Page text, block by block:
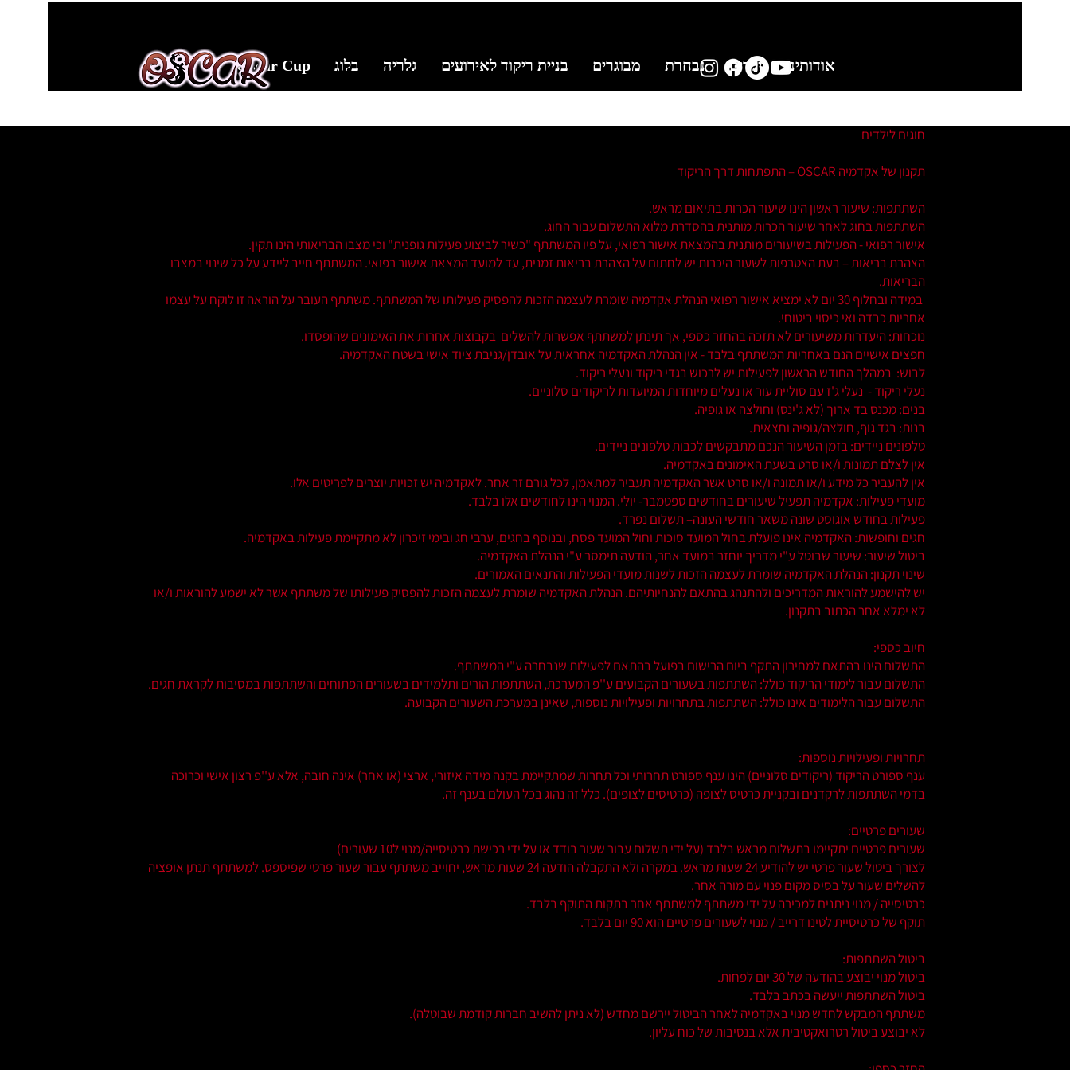
אודותינו ילדים נבחרת מבוגרים בניית ריקוד לאירועים גלריה בלוג Oscar Cup
חוגים לילדים
תקנון של אקדמיה OSCAR – התפתחות דרך הריקוד
השתתפות: שיעור ראשון הינו שיעור הכרות בתיאום מראש.
השתתפות בחוג לאחר שיעור הכרות מותנית בהסדרת מלוא התשלום עבור החוג.
אישור רפואי - הפעילות בשיעורים מותנית בהמצאת אישור רפואי, על פיו המשתתף "כשיר לביצוע פעילות גופנית" וכי מצבו הבריאותי הינו תקין.
הצהרת בריאות – בעת הצטרפות לשעור היכרות יש לחתום על הצהרת בריאות זמנית, עד למועד המצאת אישור רפואי. המשתתף חייב ליידע על כל שינוי במצבו
הבריאות.
במידה ובחלוף 30 יום לא ימציא אישור רפואי הנהלת אקדמיה שומרת לעצמה הזכות להפסיק פעילותו של המשתתף. משתתף העובר על הוראה זו לוקח על עצמו
אחריות כבדה ואי כיסוי ביטוחי.
נוכחות: היעדרות משיעורים לא תזכה בהחזר כספי, אך תינתן למשתתף אפשרות להשלים בקבוצות אחרות את האימונים שהופסדו.
חפצים אישיים הנם באחריות המשתתף בלבד - אין הנהלת האקדמיה אחראית על אובדן/גניבת ציוד אישי בשטח האקדמיה.
לבוש: במהלך החודש הראשון לפעילות יש לרכוש בגדי ריקוד ונעלי ריקוד.
נעלי ריקוד - נעלי ג'ז עם סוליית עור או נעלים מיוחדות המיועדות לריקודים סלוניים.
בנים: מכנס בד ארוך (לא ג'ינס) וחולצה או גופיה.
בנות: בגד גוף, חולצה/גופיה וחצאית.
טלפונים ניידים: בזמן השיעור הנכם מתבקשים לכבות טלפונים ניידים.
אין לצלם תמונות ו/או סרט בשעת האימונים באקדמיה.
אין להעביר כל מידע ו/או תמונה ו/או סרט אשר האקדמיה תעביר למתאמן, לכל גורם זר אחר. לאקדמיה יש זכויות יוצרים לפריטים אלו.
מועדי פעילות: אקדמיה תפעיל שיעורים בחודשים ספטמבר- יולי. המנוי הינו לחודשים אלו בלבד.
פעילות בחודש אוגוסט שונה משאר חודשי העונה– תשלום נפרד.
חגים וחופשות: האקדמיה אינו פועלת בחול המועד סוכות וחול המועד פסח, ובנוסף בחגים, ערבי חג ובימי זיכרון לא מתקיימת פעילות באקדמיה.
ביטול שיעור: שיעור שבוטל ע"י מדריך יוחזר במועד אחר, הודעה תימסר ע"י הנהלת האקדמיה.
שינוי תקנון: הנהלת האקדמיה שומרת לעצמה הזכות לשנות מועדי הפעילות והתנאים האמורים.
יש להישמע להוראות המדריכים ולהתנהג בהתאם להנחיותיהם. הנהלת האקדמיה שומרת לעצמה הזכות להפסיק פעילותו של משתתף אשר לא ישמע להוראות ו/או
לא ימלא אחר הכתוב בתקנון.
חיוב כספי:
התשלום הינו בהתאם למחירון התקף ביום הרישום בפועל בהתאם לפעילות שנבחרה ע"י המשתתף.
התשלום עבור לימודי הריקוד כולל: השתתפות בשעורים הקבועים ע''פ המערכת, השתתפות הורים ותלמידים בשעורים הפתוחים והשתתפות במסיבות לקראת חגים.
התשלום עבור הלימודים אינו כולל: השתתפות בתחרויות ופעילויות נוספות, שאינן במערכת השעורים הקבועה.
תחרויות ופעילויות נוספות:
ענף ספורט הריקוד (ריקודים סלוניים) הינו ענף ספורט תחרותי וכל תחרות שמתקיימת בקנה מידה איזורי, ארצי (או אחר) אינה חובה, אלא ע''פ רצון אישי וכרוכה
בדמי השתתפות לרקדנים ובקניית כרטיס לצופה (כרטיסים לצופים). כלל זה נהוג בכל העולם בענף זה.
שעורים פרטיים:
שעורים פרטיים יתקיימו בתשלום מראש בלבד (על ידי תשלום עבור שעור בודד או על ידי רכישת כרטיסייה/מנוי ל10 שעורים)
לצורך ביטול שעור פרטי יש להודיע 24 שעות מראש. במקרה ולא התקבלה הודעה 24 שעות מראש, יחוייב משתתף עבור שעור פרטי שפיספס. למשתתף תנתן אופציה
להשלים שעור על בסיס מקום פנוי עם מורה אחר.
כרטיסייה / מנוי ניתנים למכירה על ידי משתתף למשתתף אחר בתקות התוקף בלבד.
תוקף של כרטיסיית לטינו דרייב / מנוי לשעורים פרטיים הוא 90 יום בלבד.
ביטול השתתפות:
ביטול מנוי יבוצע בהודעה של 30 יום לפחות.
ביטול השתתפות ייעשה בכתב בלבד.
משתתף המבקש לחדש מנוי באקדמיה לאחר הביטול יירשם מחדש (לא ניתן להשיב חברות קודמת שבוטלה).
לא יבוצע ביטול רטרואקטיבית אלא בנסיבות של כוח עליון.